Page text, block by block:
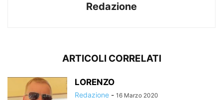
Redazione
ARTICOLI CORRELATI
LORENZO
Redazione - 16 Marzo 2020